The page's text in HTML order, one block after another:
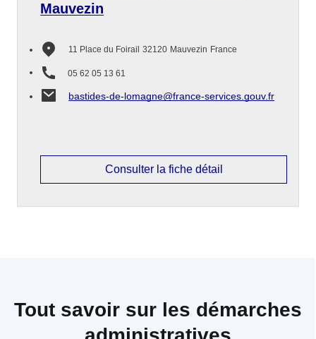
Mauvezin
11 Place du Foirail 32120 Mauvezin France
05 62 05 13 61
bastides-de-lomagne@france-services.gouv.fr
Consulter la fiche détail
Tout savoir sur les démarches